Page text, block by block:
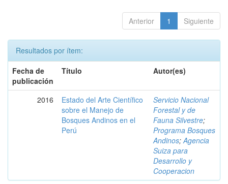
Anterior 1 Siguiente
Resultados por ítem:
Fecha de
publicación
Título Autor(es)
2016
Estado del Arte Científico
sobre el Manejo de
Bosques Andinos en el
Perú
Servicio Nacional
Forestal y de
Fauna Silvestre;
Programa Bosques
Andinos;Agencia
Suiza para
Desarrollo y
Cooperacion